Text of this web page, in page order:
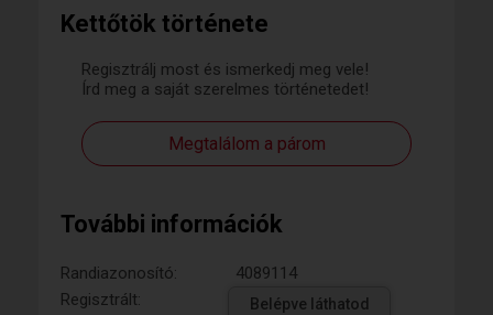
Kettőtök története
Regisztrálj most és ismerkedj meg vele!
Írd meg a saját szerelmes történetedet!
Megtalálom a párom
További információk
Randiazonosító:
4089114
Regisztrált:
Belépve láthatod